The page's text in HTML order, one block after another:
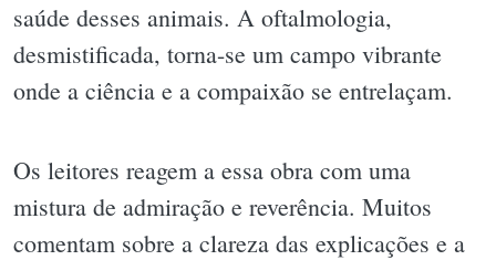
saúde desses animais. A oftalmologia,
desmistificada, torna-se um campo vibrante
onde a ciência e a compaixão se entrelaçam.
Os leitores reagem a essa obra com uma
mistura de admiração e reverência. Muitos
comentam sobre a clareza das explicações e a